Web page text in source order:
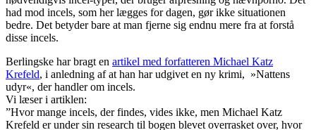
had mod incels, som her lægges for dagen, gør ikke situationen
bedre. Det betyder bare at man fjerne sig endnu mere fra at forstå
disse incels.
Berlingske har bragt en artikel med forfatteren Michael Katz
Krefeld, i anledning af at han har udgivet en ny krimi, »Nattens
udyr«, der handler om incels.
Vi læser i artiklen:
”Hvor mange incels, der findes, vides ikke, men Michael Katz
Krefeld er under sin research til bogen blevet overrasket over, hvor